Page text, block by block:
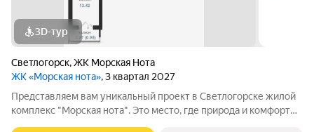
3D-тур
Светлогорск,ЖК Морская Нота
ЖК «Морская нота», 3 квартал 2027
Представляем вам уникальный проект в Светлогорске жилой
комплекс "Морская нота". Это место, где природа и комфорт